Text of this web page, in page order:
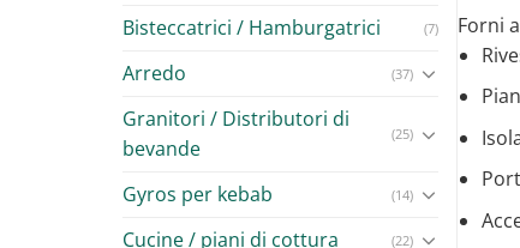
Bisteccatrici / Hamburgatrici (7)
Arredo (37)
Granitori / Distributori di
bevande
(25)
Gyros per kebab (14)
Cucine / piani di cottura (22)
Forni